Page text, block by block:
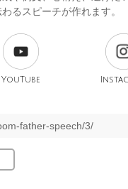
るスピーチが作れます。
YouTube
father-speech/3/